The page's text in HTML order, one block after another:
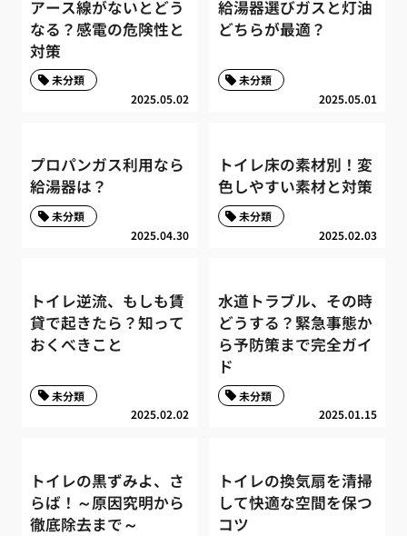
アース線がないとどう
なる？感電の危険性と
対策
2025.05.02
未分類
給湯器選びガスと灯油
どちらが最適？
2025.05.01
未分類
プロパンガス利用なら
給湯器は？
2025.04.30
未分類
トイレ床の素材別！変
色しやすい素材と対策
2025.02.03
未分類
トイレ逆流、もしも賃
貸で起きたら？知って
おくべきこと
2025.02.02
未分類
水道トラブル、その時
どうする？緊急事態か
ら予防策まで完全ガイ
ド
2025.01.15
未分類
トイレの黒ずみよ、さ
らば！～原因究明から
徹底除去まで～
トイレの換気扇を清掃
して快適な空間を保つ
コツ